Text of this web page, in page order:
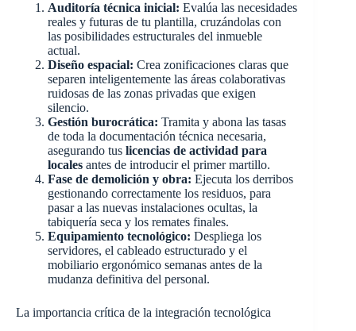
Auditoría técnica inicial: Evalúa las necesidades
reales y futuras de tu plantilla, cruzándolas con
las posibilidades estructurales del inmueble
actual.
Diseño espacial: Crea zonificaciones claras que
separen inteligentemente las áreas colaborativas
ruidosas de las zonas privadas que exigen
silencio.
Gestión burocrática: Tramita y abona las tasas
de toda la documentación técnica necesaria,
asegurando tus licencias de actividad para
locales antes de introducir el primer martillo.
Fase de demolición y obra: Ejecuta los derribos
gestionando correctamente los residuos, para
pasar a las nuevas instalaciones ocultas, la
tabiquería seca y los remates finales.
Equipamiento tecnológico: Despliega los
servidores, el cableado estructurado y el
mobiliario ergonómico semanas antes de la
mudanza definitiva del personal.
La importancia crítica de la integración tecnológica